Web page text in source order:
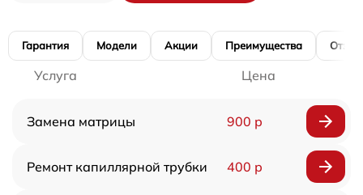
Гарантия Модели Акции Преимущества
Услуга Цена
Замена матрицы 900 р
Ремонт капиллярной трубки 400 р